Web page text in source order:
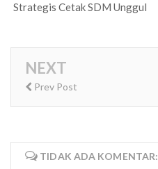
Strategis Cetak SDM Unggul
NEXT
Prev Post
TIDAK ADA KOMENTAR: